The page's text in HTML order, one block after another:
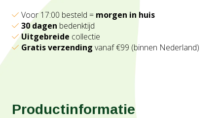
Voor 17:00 besteld = morgen in huis
30 dagen bedenktijd
Uitgebreide collectie
Gratis verzending vanaf €99 (binnen Nederland)
Productinformatie